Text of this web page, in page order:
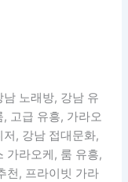
노래방, 강남 유
고급 유흥, 가라오
, 강남 접대문화,
가라오케, 룸 유흥,
천, 프라이빗 가라